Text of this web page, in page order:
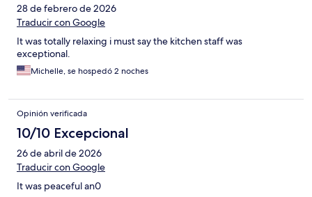
28 de febrero de 2026
Traducir con Google
It was totally relaxing i must say the kitchen staff was
exceptional.
Michelle, se hospedó 2 noches
Opinión verificada
10/10 Excepcional
26 de abril de 2026
Traducir con Google
It was peaceful an0